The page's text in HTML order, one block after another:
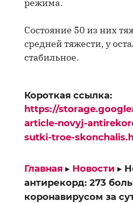
режима.
Состояние 50 из них
средней тяжести, у
стабильное.
Короткая ссылка:
https://
article-novyj-
sutki-troe-
Главная ▸ Новости ▸
антирекорд: 273
коронавирусом за